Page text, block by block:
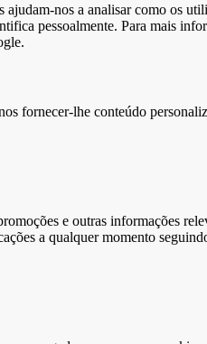
nos a analisar como os
pessoalmente. Para mais
fornecer-lhe conteúdo
e outras informações
a qualquer momento